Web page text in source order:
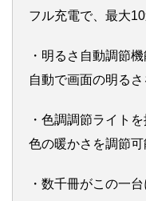
フル充電で、最大
・明るさ自動調節
自動で画面の明る
・色調調節ライト
色の暖かさを調節
・数千冊がこの一台